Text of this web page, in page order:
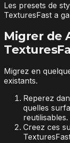
Les presets de
TexturesFast a
Migrer de
Migrez en
existants.
Reperez
quelles
reutilisables.
Creez ces